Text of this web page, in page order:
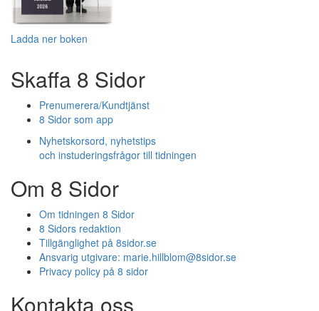
Ladda ner boken
Skaffa 8 Sidor
Prenumerera/Kundtjänst
8 Sidor som app
Nyhetskorsord, nyhetstips
och instuderingsfrågor till tidningen
Om 8 Sidor
Om tidningen 8 Sidor
8 Sidors redaktion
Tillgänglighet på 8sidor.se
Ansvarig utgivare: marie.hillblom@8sidor.se
Privacy policy på 8 sidor
Kontakta oss